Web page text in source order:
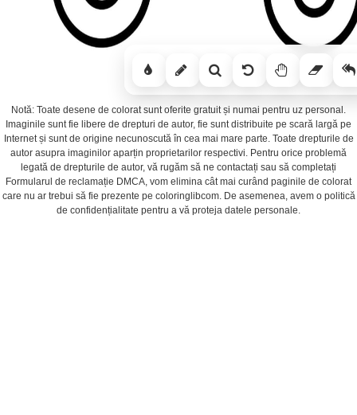
Notă: Toate desene de colorat sunt oferite gratuit și numai pentru uz personal.
Imaginile sunt fie libere de drepturi de autor, fie sunt distribuite pe scară largă pe
Internet și sunt de origine necunoscută în cea mai mare parte. Toate drepturile de
autor asupra imaginilor aparțin proprietarilor respectivi. Pentru orice problemă
legată de drepturile de autor, vă rugăm să ne contactați sau să completați
Formularul de reclamație DMCA, vom elimina cât mai curând paginile de colorat
care nu ar trebui să fie prezente pe coloringlibcom. De asemenea, avem o politică
de confidențialitate pentru a vă proteja datele personale.